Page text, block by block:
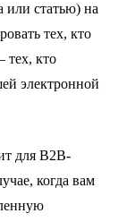
или статью) на
тех, кто
тех, кто
электронной
для B2B-
когда вам